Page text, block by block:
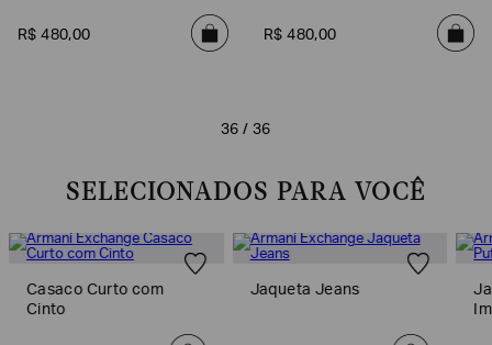
R$ 480,00 R$ 480,00
36 / 36
SELECIONADOS PARA VOCÊ
Casaco Curto com
Cinto
Jaqueta Jeans